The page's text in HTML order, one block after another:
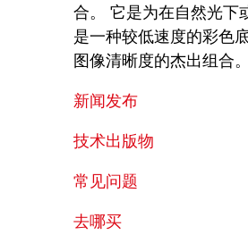
合。 它是为在自然光下
是一种较低速度的彩色
图像清晰度的杰出组合。
新闻发布
技术出版物
常见问题
去哪买